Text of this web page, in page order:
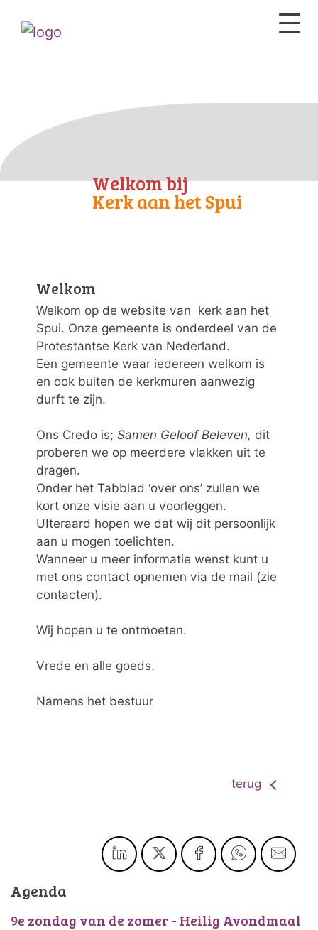
Welkom bij
Kerk aan het Spui
Welkom
Welkom op de website van kerk aan het
Spui. Onze gemeente is onderdeel van de
Protestantse Kerk van Nederland.
Een gemeente waar iedereen welkom is
en ook buiten de kerkmuren aanwezig
durft te zijn.
Ons Credo is; Samen Geloof Beleven, dit
proberen we op meerdere vlakken uit te
dragen.
Onder het Tabblad ‘over ons’ zullen we
kort onze visie aan u voorleggen.
UIteraard hopen we dat wij dit persoonlijk
aan u mogen toelichten.
Wanneer u meer informatie wenst kunt u
met ons contact opnemen via de mail (zie
contacten).
Wij hopen u te ontmoeten.
Vrede en alle goeds.
Namens het bestuur
terug
Agenda
9e zondag van de zomer - Heilig Avondmaal